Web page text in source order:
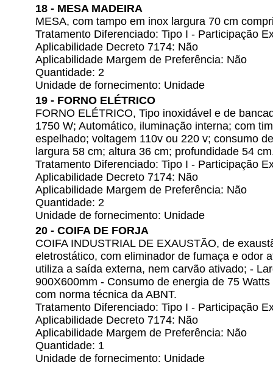
18 - MESA MADEIRA
MESA, com tampo em inox largura 70 cm
Tratamento Diferenciado: Tipo I - Participação
Aplicabilidade Decreto 7174: Não
Aplicabilidade Margem de Preferência: Não
Quantidade: 2
Unidade de fornecimento: Unidade
19 - FORNO ELÉTRICO
FORNO ELÉTRICO, Tipo inoxidável e de
1750 W; Automático, iluminação interna; com
espelhado; voltagem 110v ou 220 v; consumo
largura 58 cm; altura 36 cm; profundidade 54
Tratamento Diferenciado: Tipo I - Participação
Aplicabilidade Decreto 7174: Não
Aplicabilidade Margem de Preferência: Não
Quantidade: 2
Unidade de fornecimento: Unidade
20 - COIFA DE FORJA
COIFA INDUSTRIAL DE EXAUSTÃO, de
eletrostático, com eliminador de fumaça e odor
utiliza a saída externa, nem carvão ativado; -
900X600mm - Consumo de energia de 75
com norma técnica da ABNT.
Tratamento Diferenciado: Tipo I - Participação
Aplicabilidade Decreto 7174: Não
Aplicabilidade Margem de Preferência: Não
Quantidade: 1
Unidade de fornecimento: Unidade